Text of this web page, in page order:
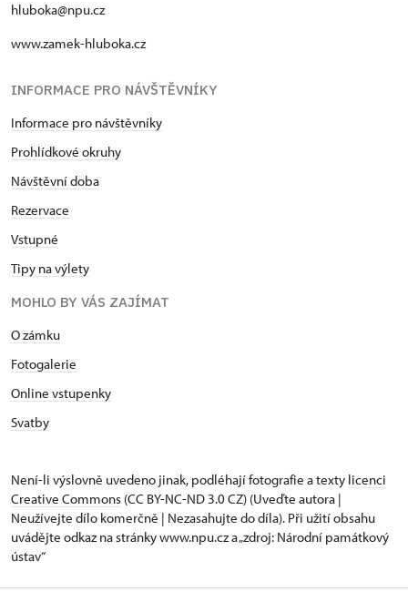
hluboka@npu.cz
www.zamek-hluboka.cz
INFORMACE PRO NÁVŠTĚVNÍKY
Informace pro návštěvníky
Prohlídkové okruhy
Návštěvní doba
Rezervace
Vstupné
Tipy na výlety
MOHLO BY VÁS ZAJÍMAT
O zámku
Fotogalerie
Online vstupenky
Svatby
Není-li výslovně uvedeno jinak, podléhají fotografie a texty licenci
Creative Commons (CC BY-NC-ND 3.0 CZ) (Uveďte autora |
Neužívejte dílo komerčně | Nezasahujte do díla). Při užití obsahu
uvádějte odkaz na stránky www.npu.cz a „zdroj: Národní památkový
ústav“